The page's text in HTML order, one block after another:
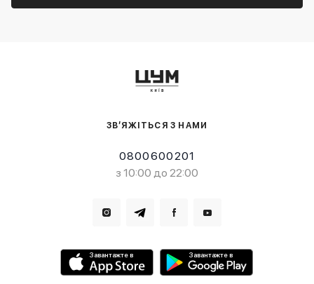
ЗВ’ЯЖІТЬСЯ З НАМИ
0800600201
з 10:00 до 22:00
Завантажте в Завантажте в